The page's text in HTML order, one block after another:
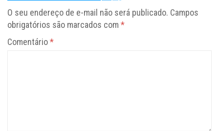
O seu endereço de e-mail não será publicado. Campos
obrigatórios são marcados com *
Comentário*